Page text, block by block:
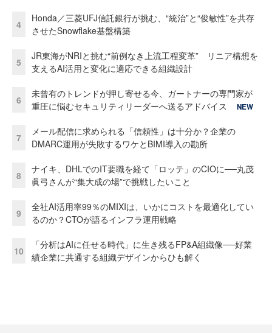
4
Honda／三菱UFJ信託銀行が挑む、“統治”と“俊敏性”を共存
させたSnowflake基盤構築
5
JR東海がNRIと挑む“前例なき上流工程変革” リニア構想を
支えるAI活用と変化に適応できる組織設計
6
未曾有のトレンドが押し寄せる今、ガートナーの専門家が
重圧に悩むセキュリティリーダーへ送るアドバイス
NEW
7
メール配信に求められる「信頼性」は十分か？企業の
DMARC運用が失敗するワケとBIMI導入の勘所
8
ナイキ、DHLでのIT要職を経て「ロッテ」のCIOに──丸茂
眞弓さんが“集大成の場”で挑戦したいこと
9
全社AI活用率99％のMIXIは、いかにコストを最適化してい
るのか？CTOが語るインフラ運用戦略
10
「分析はAIに任せる時代」に生き残るFP&A組織像──好業
績企業に共通する組織デザインからひも解く